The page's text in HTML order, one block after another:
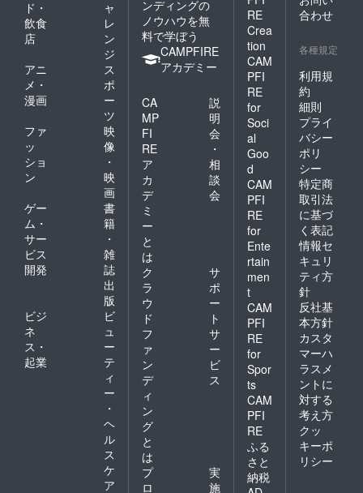
ド・
飲食
店
ャ
レ
ン
ジ
アニ
メ・
漫画
ス
ポ
ー
ツ
ファ
ッ
ショ
ン
映
像
・
映
画
ゲー
ム・
サー
ビス
開発
書
籍
・
雑
誌
出
版
ビジ
ネ
ス・
起業
ビ
ュ
ー
テ
ィ
ー
・
ヘ
ル
ス
ケ
ア
ンディングの
ノウハウを無
料で学ぼう
CAMPFIRE
アカデミー
CA
MP
FI
RE
ア
カ
デ
ミ
ー
と
は
説
明
会
・
相
談
会
ク
ラ
ウ
ド
フ
ァ
ン
デ
ィ
ン
グ
と
は
サ
ポ
ー
ト
サ
ー
ビ
ス
プ
ロ
実
施
RE
Crea
tion
CAM
PFI
RE
for
Soci
al
Goo
d
CAM
PFI
RE
for
Ente
rtain
men
t
CAM
PFI
RE
for
Spor
ts
CAM
PFI
RE
ふる
さと
納税
合わせ
各種規定
利用規
約
細則
プライ
バシー
ポリ
シー
特定商
取引法
に基づ
く表記
情報セ
キュリ
ティ方
針
反社基
本方針
カスタ
マーハ
ラスメ
ントに
対する
考え方
クッ
キーポ
リシー